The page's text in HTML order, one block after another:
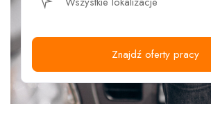
Znajdź oferty pracy